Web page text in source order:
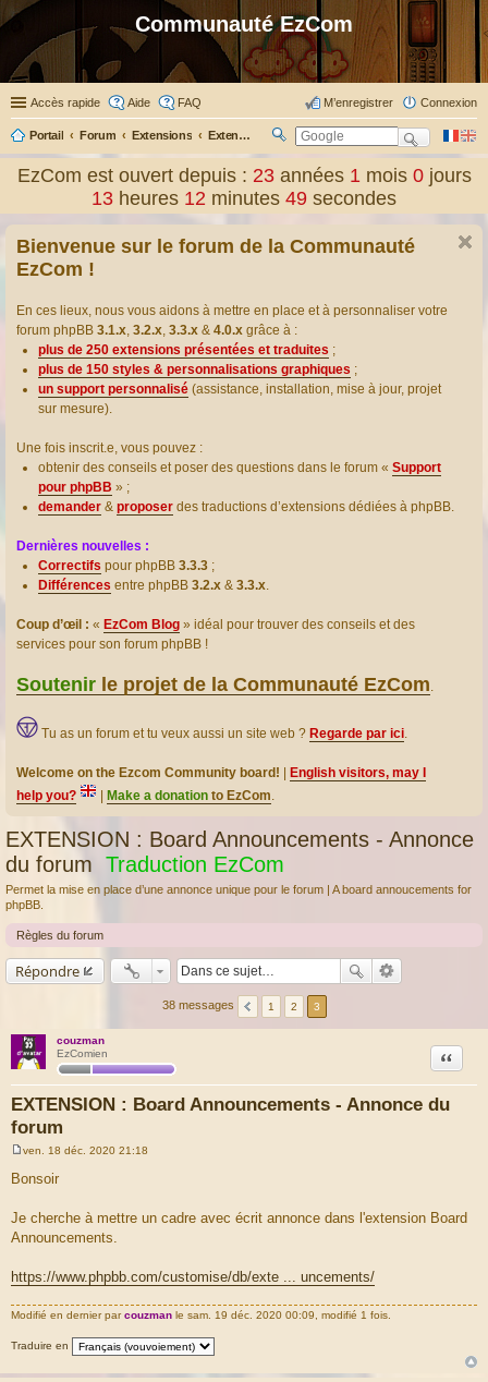
Communauté EzCom
Accès rapide Aide FAQ Connexion
M’enregistrer
Portail Forum Extensions Extensions présentées & traduites
ec
er
EzCom est ouvert depuis : 23 années1 mois0 jours
13 heures 12 minutes 50 secondes
Bienvenue sur le forum de la Communauté
EzCom !
En ces lieux, nous vous aidons à mettre en place et à personnaliser votre
forum phpBB 3.1.x, 3.2.x, 3.3.x & 4.0.x grâce à :
plus de 250 extensions présentées et traduites ;
plus de 150 styles & personnalisations graphiques ;
un support personnalisé (assistance, installation, mise à jour, projet
sur mesure).
Une fois inscrit.e, vous pouvez :
obtenir des conseils et poser des questions dans le forum « Support
pour phpBB » ;
demander & proposer des traductions d’extensions dédiées à phpBB.
Dernières nouvelles :
Correctifs pour phpBB 3.3.3 ;
Différences entre phpBB 3.2.x & 3.3.x.
Coup d’œil : « EzCom Blog » idéal pour trouver des conseils et des
services pour son forum phpBB !
Soutenir le projet de la Communauté EzCom.
Tu as un forum et tu veux aussi un site web ? Regarde par ici.
Welcome on the Ezcom Community board!
English visitors, may I
help you?
Make a donation to EzCom.
EXTENSION : Board Announcements - Annonce
du forum Traduction EzCom
Permet la mise en place d’une annonce unique pour le forum | A board annoucements for
phpBB.
Règles du forum
Répondre
38 messages 1 2 3
couzman
EzComien
EXTENSION : Board Announcements - Annonce du
forum
Citation
s
g
e
ven. 18 déc. 2020 21:18
Bonsoir
Je cherche à mettre un cadre avec écrit annonce dans l'extension Board
Announcements.
https://www.phpbb.com/customise/db/exte ... uncements/
Modifié en dernier parcouzman le sam. 19 déc. 2020 00:09, modifié 1 fois.
Traduire en